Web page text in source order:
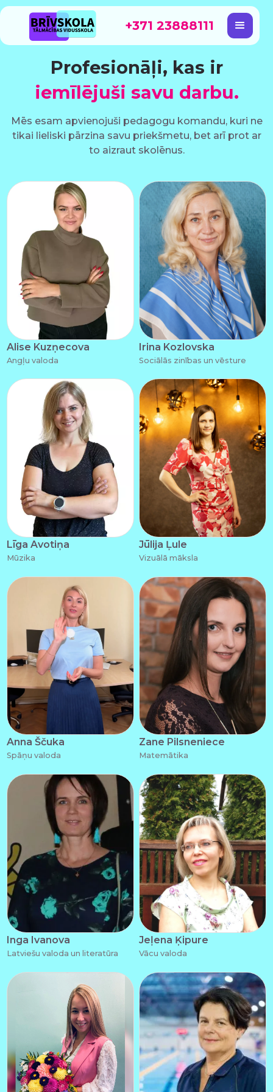
+371 23888111
Profesionāļi, kas ir
iemīlējuši savu darbu.
Mēs esam apvienojuši pedagogu komandu, kuri ne
tikai lieliski pārzina savu priekšmetu, bet arī prot ar
to aizraut skolēnus.
Alise Kuzņecova
Angļu valoda
Irina Kozlovska
Sociālās zinības un vēsture
Līga Avotiņa
Mūzika
Jūlija Ļule
Vizuālā māksla
Anna Ščuka
Spāņu valoda
Zane Pilsneniece
Matemātika
Inga Ivanova
Latviešu valoda un literatūra
Jeļena Ķipure
Vācu valoda